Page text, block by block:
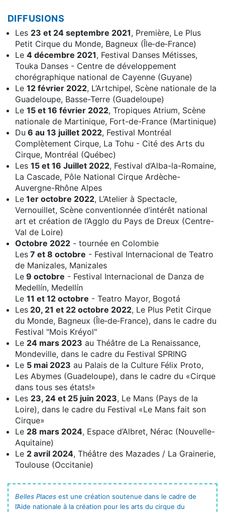
DIFFUSIONS
Les 23 et 24 septembre 2021, Première, Le Plus
Petit Cirque du Monde, Bagneux (Île‑de‑France)
Le 4 décembre 2021, Festival Danses Métisses,
Touka Danses - Centre de développement
chorégraphique national de Cayenne (Guyane)
Le 12 février 2022, L’Artchipel, Scène nationale de la
Guadeloupe, Basse-Terre (Guadeloupe)
Le 15 et 16 février 2022, Tropiques Atrium, Scène
nationale de Martinique, Fort-de-France (Martinique)
Du 6 au 13 juillet 2022, Festival Montréal
Complètement Cirque, La Tohu - Cité des Arts du
Cirque, Montréal (Québec)
Les 15 et 16 Juillet 2022, Festival d’Alba-la-Romaine,
La Cascade, Pôle National Cirque Ardèche-
Auvergne-Rhône Alpes
Le 1er octobre 2022, L’Atelier à Spectacle,
Vernouillet, Scène conventionnée d’intérêt national
art et création de l’Agglo du Pays de Dreux (Centre-
Val de Loire)
Octobre 2022 - tournée en Colombie
Les 7 et 8 octobre - Festival Internacional de Teatro
de Manizales, Manizales
Le 9 octobre - Festival Internacional de Danza de
Medellín, Medellín
Le 11 et 12 octobre - Teatro Mayor, Bogotá
Les 20, 21 et 22 octobre 2022, Le Plus Petit Cirque
du Monde, Bagneux (Île‑de‑France), dans le cadre du
Festival "Mois Kréyol"
Le 24 mars 2023 au Théâtre de La Renaissance,
Mondeville, dans le cadre du Festival SPRING
Le 5 mai 2023 au Palais de la Culture Félix Proto,
Les Abymes (Guadeloupe), dans le cadre du «Cirque
dans tous ses états!»
Les 23, 24 et 25 juin 2023, Le Mans (Pays de la
Loire), dans le cadre du Festival «Le Mans fait son
Cirque»
Le 28 mars 2024, Espace d’Albret, Nérac (Nouvelle-
Aquitaine)
Le 2 avril 2024, Théâtre des Mazades / La Grainerie,
Toulouse (Occitanie)
Belles Places est une création soutenue dans le cadre de
l’Aide nationale à la création pour les arts du cirque du